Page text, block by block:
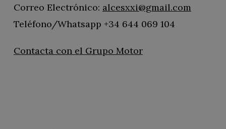
Correo Electrónico: alcesxxi@gmail.com
Teléfono/Whatsapp +34 644 069 104
Contacta con el Grupo Motor